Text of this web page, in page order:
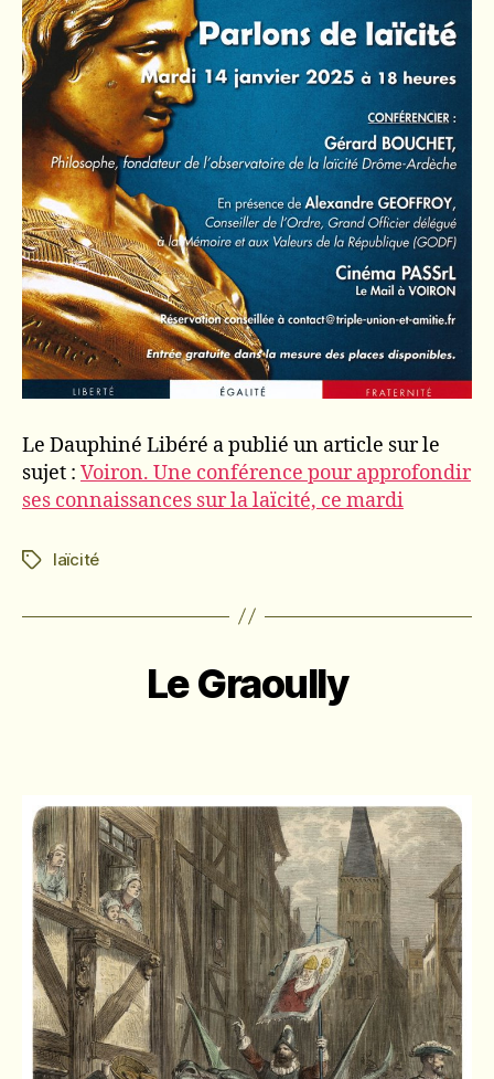
Le Dauphiné Libéré a publié un article sur le
sujet : Voiron. Une conférence pour approfondir
ses connaissances sur la laïcité, ce mardi
Étiquettes
laïcité
Le Graoully